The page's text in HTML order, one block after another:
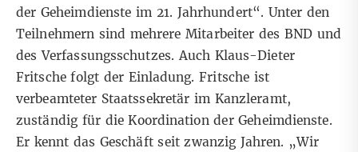
der Geheimdienste im 21. Jahrhundert“. Unter den
Teilnehmern sind mehrere Mitarbeiter des BND und
des Verfassungsschutzes. Auch Klaus-Dieter
Fritsche folgt der Einladung. Fritsche ist
verbeamteter Staatssekretär im Kanzleramt,
zuständig für die Koordination der Geheimdienste.
Er kennt das Geschäft seit zwanzig Jahren. „Wir